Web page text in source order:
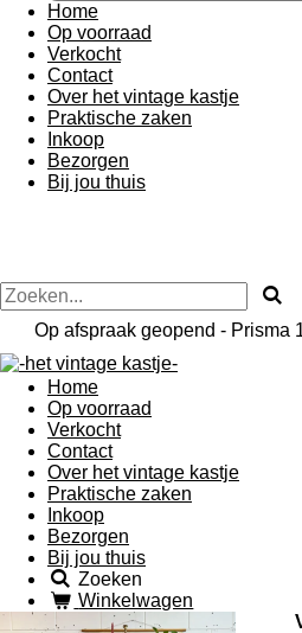
Home
Op voorraad
Verkocht
Contact
Over het vintage kastje
Praktische zaken
Inkoop
Bezorgen
Bij jou thuis
Op afspraak geopend - Prisma
Home
Op voorraad
Verkocht
Contact
Over het vintage kastje
Praktische zaken
Inkoop
Bezorgen
Bij jou thuis
Zoeken
Winkelwagen